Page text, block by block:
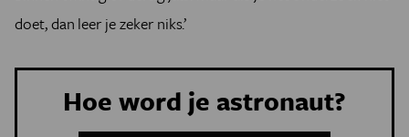
doet, dan leer je zeker niks.’
Hoe word je astronaut?